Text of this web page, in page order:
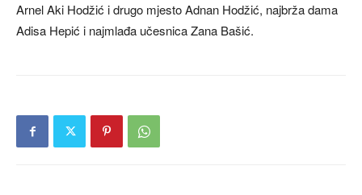
Arnel Aki Hodžić i drugo mjesto Adnan Hodžić, najbrža dama
Adisa Hepić i najmlađa učesnica Zana Bašić.